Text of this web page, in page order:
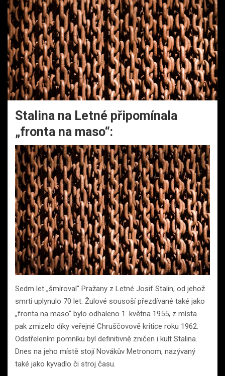
Stalina na Letné připomínala
„fronta na maso“:
Sedm let „šmíroval“ Pražany z Letné Josif Stalin, od jehož
smrti uplynulo 70 let. Žulové sousoší přezdívané také jako
„fronta na maso“ bylo odhaleno 1. května 1955, z místa
pak zmizelo díky veřejné Chruščovově kritice roku 1962.
Odstřelením pomníku byl definitivně zničen i kult Stalina.
Dnes na jeho místě stojí Novákův Metronom, nazývaný
také jako kyvadlo či stroj času.